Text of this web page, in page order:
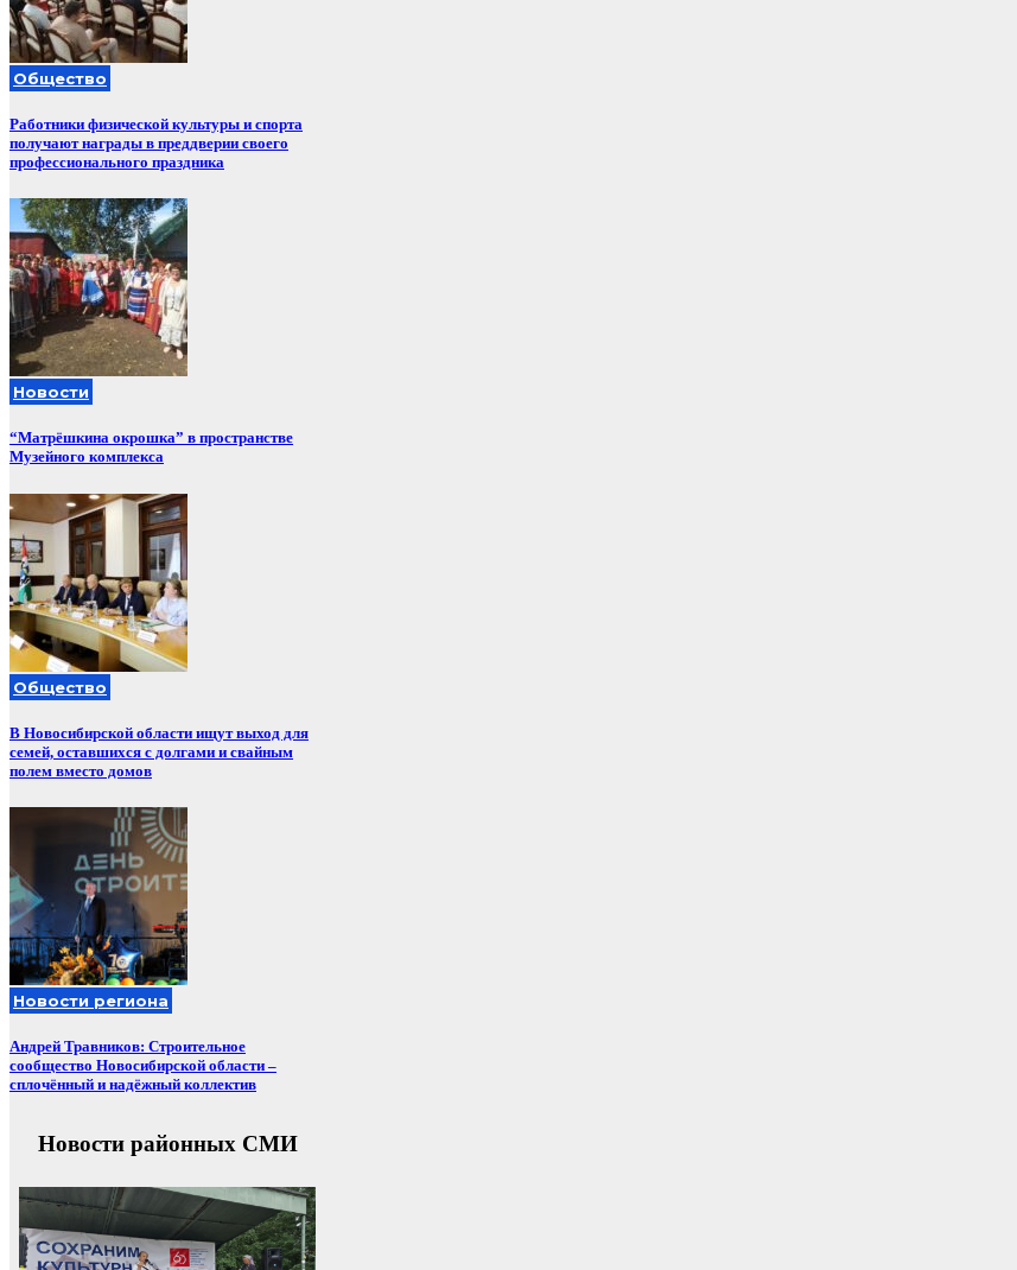
Общество
Работники физической культуры и спорта
получают награды в преддверии своего
профессионального праздника
Новости
“Матрёшкина окрошка” в пространстве
Музейного комплекса
Общество
В Новосибирской области ищут выход для
семей, оставшихся с долгами и свайным
полем вместо домов
Новости региона
Андрей Травников: Строительное
сообщество Новосибирской области –
сплочённый и надёжный коллектив